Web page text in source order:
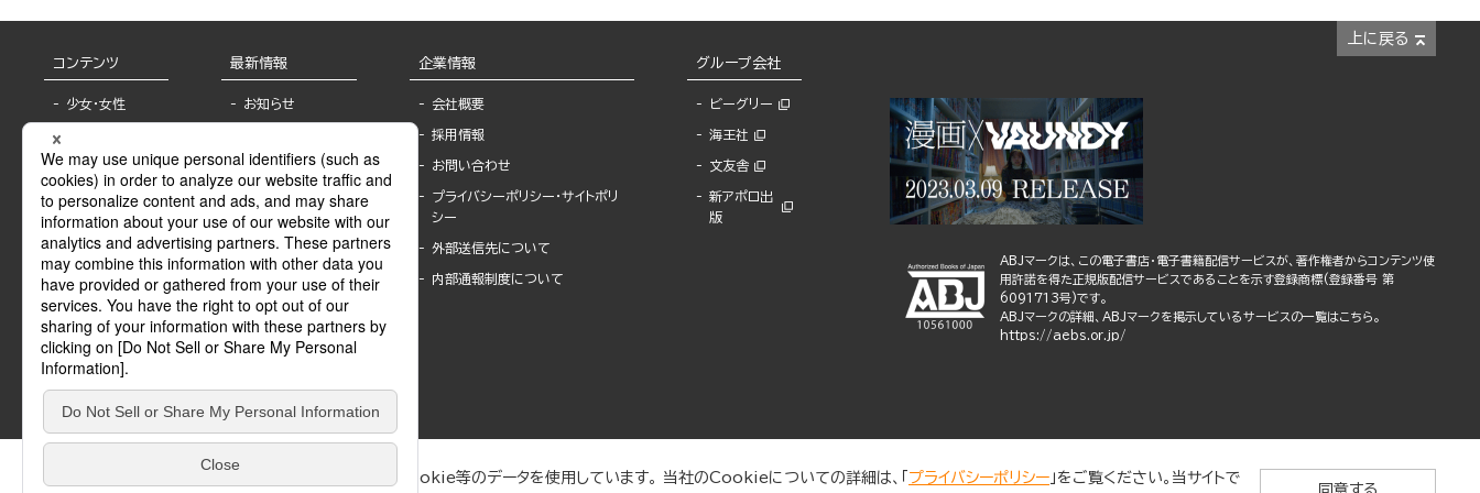
上に戻る
コンテンツ
少女・女性
BL
ライトノベル
青年・一般
グラビア・写真
モーター誌
SPECIAL
Sublicense
最新情報
お知らせ
報
書店様へ
海外ライセンシー
公式SNSアカウ
ント
作家一覧
Keyword list
Author list
企業情報
会社概要
採用情報
お問い合わせ
プライバシーポリシー・サイトポリ
シー
外部送信先について
内部通報制度について
グループ会社
ビーグリー
海王社
文友舎
新アポロ出
版
ABJマークは、この電子書店・電子書籍配信サービスが、著作権者からコンテンツ使
用許諾を得た正規版配信サービスであることを示す登録商標(登録番号 第
6091713号)です。
ABJマークの詳細、ABJマークを掲示しているサービスの一覧はこちら。
https://aebs.or.jp/
ぶんか社が運営するサイトでは、利便性向上のためにCookie等のデータを使用しています。 当社のCookieについての詳細は、「 プライバシーポリシー 」をご覧ください。当サイトで
同意する